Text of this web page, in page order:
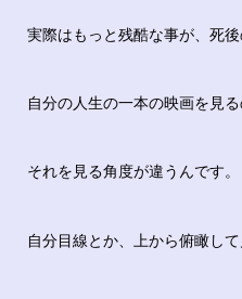
実際はもっと残酷な事が、死
自分の人生の一本の映画を見
それを見る角度が違うんです。
自分目線とか、上から俯瞰して